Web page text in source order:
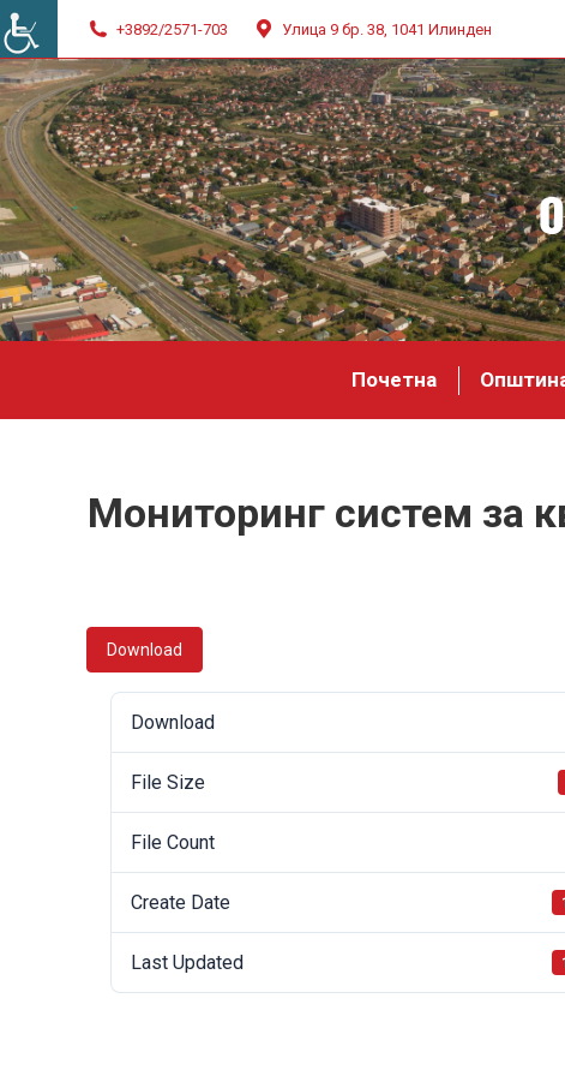
+3892/2571-703 Улица 9 бр. 38, 1041 Илинден
Почетна
Мониторинг систем за
Download
Download
File Size
File Count
Create Date
Last Updated